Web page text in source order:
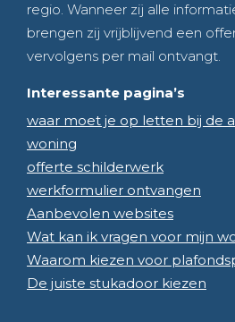
regio. Wanneer zij alle
brengen zij vrijblijvend een
vervolgens per mail ontvangt.
Interessante pagina’s
waar moet je op letten bij de
woning
offerte schilderwerk
werkformulier ontvangen
Aanbevolen websites
Wat kan ik vragen voor mijn
Waarom kiezen voor
De juiste stukadoor kiezen